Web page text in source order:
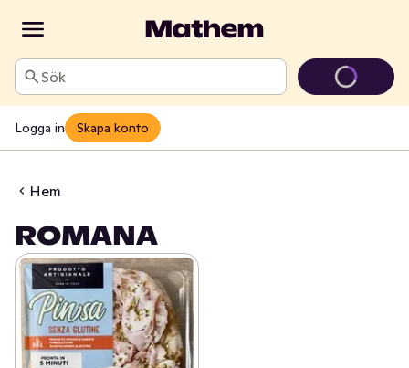
Sök
Logga in Skapa konto
Hem
ROMANA